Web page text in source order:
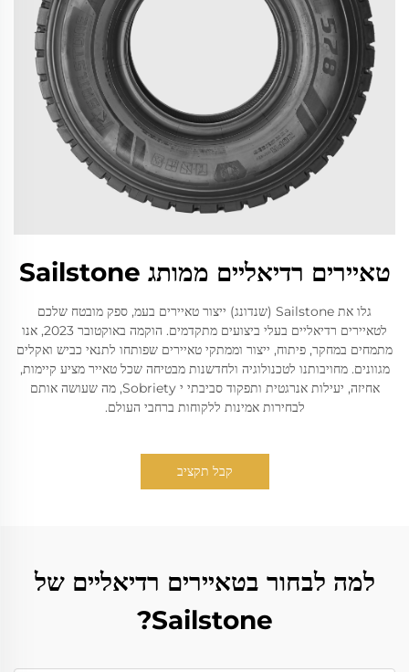
טאיירים רדיאליים ממותג Sailstone
גלו את Sailstone (שנדונג) ייצור טאיירים בעמ, ספק מובטח שלכם
לטאיירים רדיאליים בעלי ביצועים מתקדמים. הוקמה באוקטובר 2023, אנו
מתמחים במחקר, פיתוח, ייצור וממתקי טאיירים שפותחו לתנאי כביש ואקלים
מגוונים. מחויבותנו לטכנולוגיה ולחדשנות מבטיחה שכל טאייר מציע קיימות,
אחיזה, יעילות אנרגטית ותפקוד סביבתי י Sobriety, מה שעושה אותם
לבחירות אמינות ללקוחות ברחבי העולם.
קבל תקציב
למה לבחור בטאיירים רדיאליים של
Sailstone?